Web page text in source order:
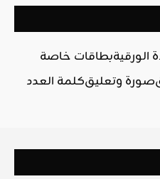
الورقيةبطاقات خاصة
صورة وتعليقكلمة العدد